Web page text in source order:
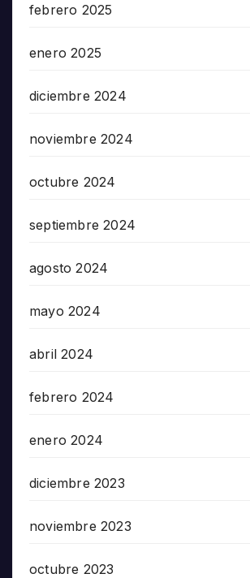
febrero 2025
enero 2025
diciembre 2024
noviembre 2024
octubre 2024
septiembre 2024
agosto 2024
mayo 2024
abril 2024
febrero 2024
enero 2024
diciembre 2023
noviembre 2023
octubre 2023